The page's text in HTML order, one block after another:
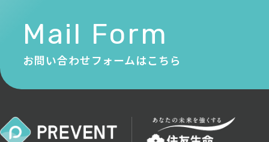
Mail Form
お問い合わせフォームはこちら